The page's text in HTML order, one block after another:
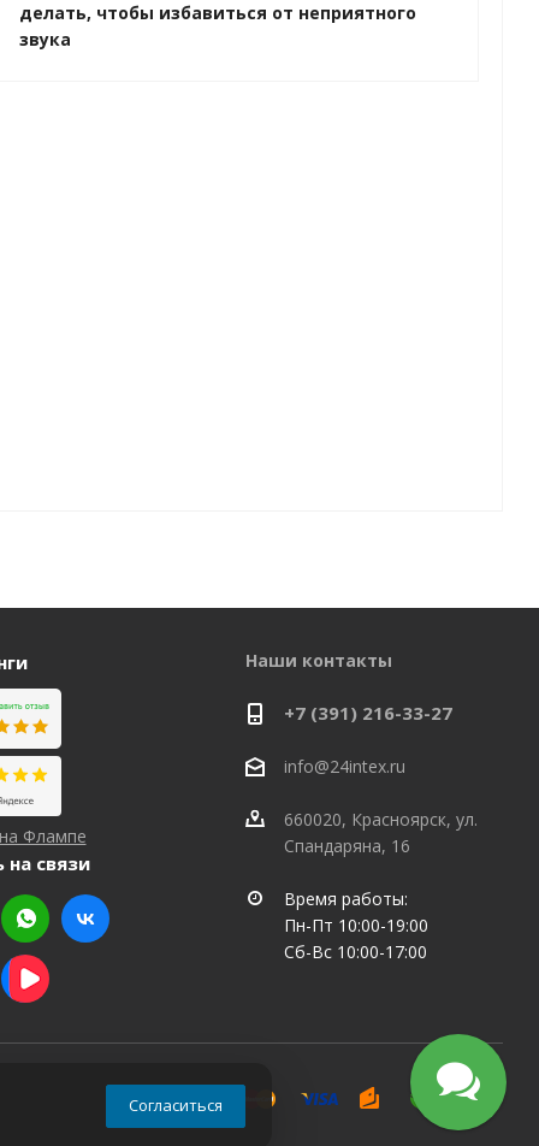
делать, чтобы избавиться от неприятного
звука
Флампе
на связи
Наши контакты
+7 (391) 216-33-27
info@24intex.ru
660020, Красноярск, ул.
Спандаряна, 16
Время работы:
Пн-Пт 10:00-19:00
Сб-Вс 10:00-17:00
Согласиться